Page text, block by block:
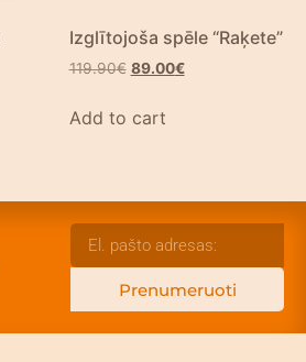
Izglītojoša spēle “Raķete”
119.90€ 89.00€
Add to cart
Prenumeruoti